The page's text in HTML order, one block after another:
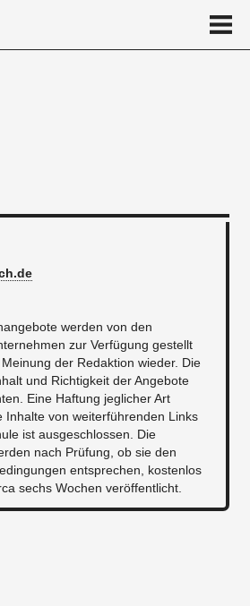
werden von den
zur Verfügung gestellt
der Redaktion wieder. Die
und Richtigkeit der Angebote
Eine Haftung jeglicher Art
Inhalte von weiterführenden Links
ist ausgeschlossen. Die
nach Prüfung, ob sie den
entsprechen, kostenlos
sechs Wochen veröffentlicht.